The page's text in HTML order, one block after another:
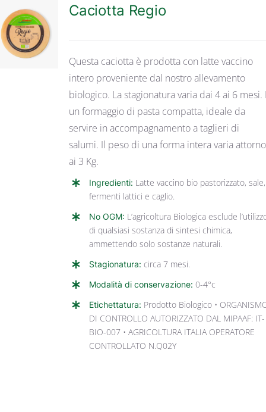
DETTAGLI
Caciotta Regio
Questa caciotta è prodotta con latte vaccino
intero proveniente dal nostro allevamento
biologico. La stagionatura varia dai 4 ai 6 mesi.
un formaggio di pasta compatta, ideale da
servire in accompagnamento a taglieri di
salumi. Il peso di una forma intera varia attorno
ai 3 Kg.
Ingredienti: Latte vaccino bio pastorizzato, sale,
fermenti lattici e caglio.
No OGM: L’agricoltura Biologica esclude
di qualsiasi sostanza di sintesi chimica,
ammettendo solo sostanze naturali.
Stagionatura: circa 7 mesi.
Modalità di conservazione: 0-4°c
Etichettatura: Prodotto Biologico •
DI CONTROLLO AUTORIZZATO DAL MIPAAF: IT-
BIO-007 • AGRICOLTURA ITALIA OPERATORE
CONTROLLATO N.Q02Y